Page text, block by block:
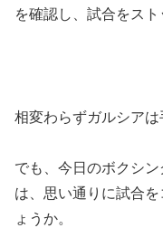
を確認し、試合をスト
相変わらずガルシアは
でも、今日のボクシ
は、思い通りに試合
ょうか。